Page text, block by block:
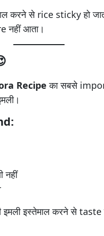
करने से rice sticky हो
नहीं आता।
Recipe का सबसे
नहीं
इमली इस्तेमाल करने से taste